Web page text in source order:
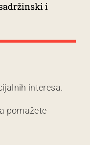
i
interesa.
pomažete